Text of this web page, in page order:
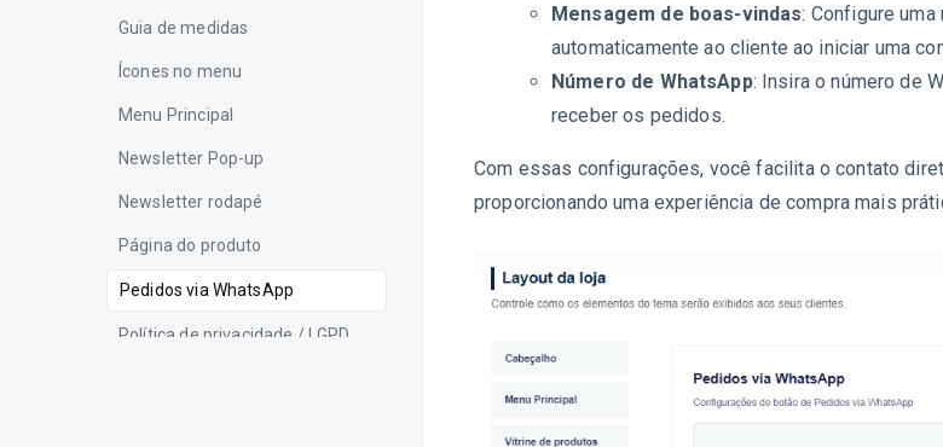
Guia de medidas
Ícones no menu
Menu Principal
Newsletter Pop-up
Newsletter rodapé
Página do produto
Pedidos via WhatsApp
Política de privacidade / LGPD
Mensagem de boas-vindas: Configure
automaticamente ao cliente ao iniciar uma
Número de WhatsApp: Insira o número de
receber os pedidos.
Com essas configurações, você facilita o contato
proporcionando uma experiência de compra mais